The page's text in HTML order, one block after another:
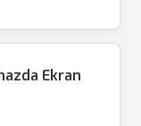
Ekran